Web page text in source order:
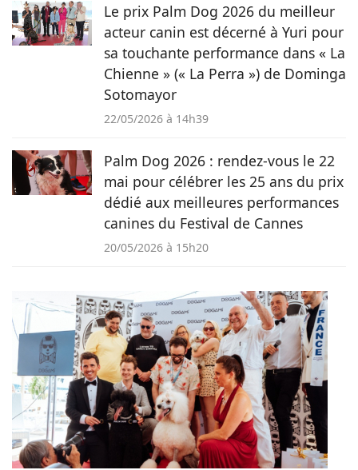
Le prix Palm Dog 2026 du meilleur
acteur canin est décerné à Yuri pour
sa touchante performance dans « La
Chienne » (« La Perra ») de Dominga
Sotomayor
22/05/2026 à 14h39
Palm Dog 2026 : rendez-vous le 22
mai pour célébrer les 25 ans du prix
dédié aux meilleures performances
canines du Festival de Cannes
20/05/2026 à 15h20